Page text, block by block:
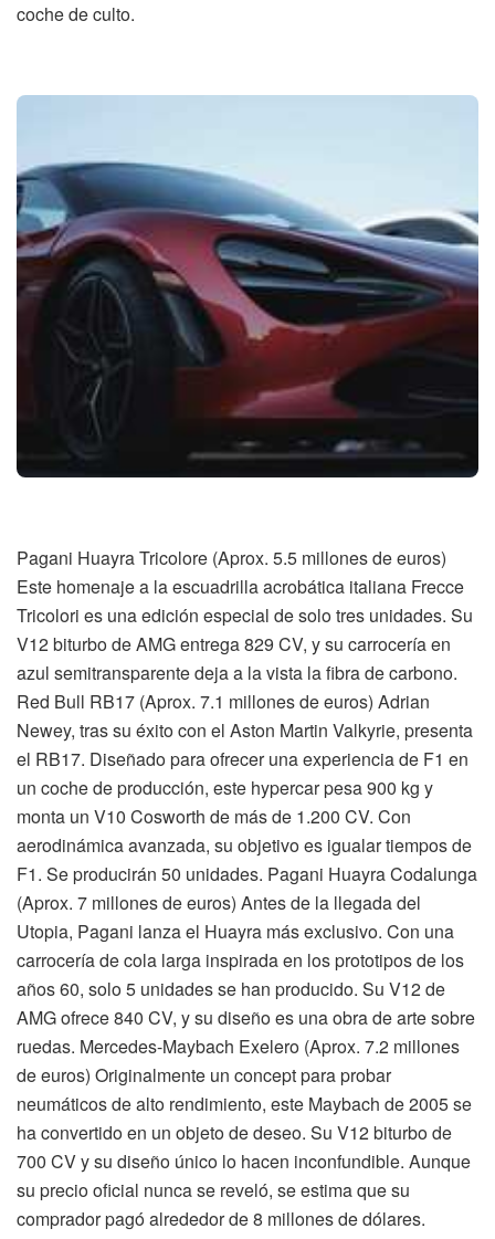
coche de culto.
Pagani Huayra Tricolore (Aprox. 5.5 millones de euros)
Este homenaje a la escuadrilla acrobática italiana Frecce
Tricolori es una edición especial de solo tres unidades. Su
V12 biturbo de AMG entrega 829 CV, y su carrocería en
azul semitransparente deja a la vista la fibra de carbono.
Red Bull RB17 (Aprox. 7.1 millones de euros) Adrian
Newey, tras su éxito con el Aston Martin Valkyrie, presenta
el RB17. Diseñado para ofrecer una experiencia de F1 en
un coche de producción, este hypercar pesa 900 kg y
monta un V10 Cosworth de más de 1.200 CV. Con
aerodinámica avanzada, su objetivo es igualar tiempos de
F1. Se producirán 50 unidades. Pagani Huayra Codalunga
(Aprox. 7 millones de euros) Antes de la llegada del
Utopia, Pagani lanza el Huayra más exclusivo. Con una
carrocería de cola larga inspirada en los prototipos de los
años 60, solo 5 unidades se han producido. Su V12 de
AMG ofrece 840 CV, y su diseño es una obra de arte sobre
ruedas. Mercedes-Maybach Exelero (Aprox. 7.2 millones
de euros) Originalmente un concept para probar
neumáticos de alto rendimiento, este Maybach de 2005 se
ha convertido en un objeto de deseo. Su V12 biturbo de
700 CV y su diseño único lo hacen inconfundible. Aunque
su precio oficial nunca se reveló, se estima que su
comprador pagó alrededor de 8 millones de dólares.